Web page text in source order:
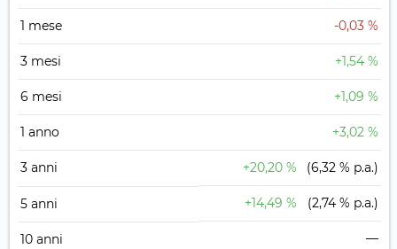
1 mese -0,03 %
3 mesi +1,54 %
6 mesi +1,09 %
1 anno +3,02 %
3 anni +20,20 % (6,32 % p.a.)
5 anni +14,49 % (2,74 % p.a.)
10 anni —